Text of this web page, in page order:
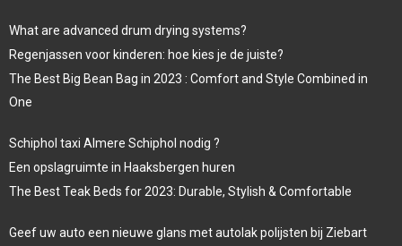
What are advanced drum drying systems?
Regenjassen voor kinderen: hoe kies je de juiste?
The Best Big Bean Bag in 2023 : Comfort and Style Combined in
One
Schiphol taxi Almere Schiphol nodig ?
Een opslagruimte in Haaksbergen huren
The Best Teak Beds for 2023: Durable, Stylish & Comfortable
Geef uw auto een nieuwe glans met autolak polijsten bij Ziebart